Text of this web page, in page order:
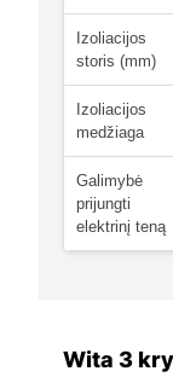
Izoliacijos
storis (mm)
Izoliacijos
medžiaga
Galimybė
prijungti
elektrinį teną
Wita 3